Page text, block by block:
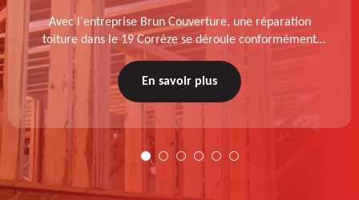
Avec l'entreprise Brun Couverture, une réparation
toiture dans le 19 Corrèze se déroule conformément
aux normes : diagnostic au prélable, choix de la
technique à appliquer, test après remise en état.
En savoir plus